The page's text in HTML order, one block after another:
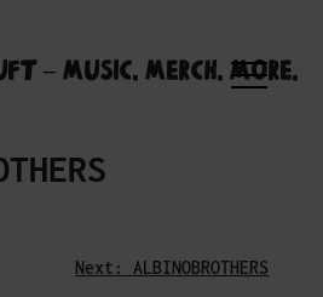
– MUSIC. MERCH. MORE.
Next: ALBINOBROTHERS